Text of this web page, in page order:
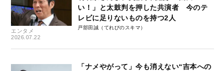
エンタメ
2026.07.22
い！」と太鼓判を押した共演者 今のテ
レビに足りないものを持つ2人
戸部田誠（てれびのスキマ）
「ナメやがって」今も消えない“吉本への